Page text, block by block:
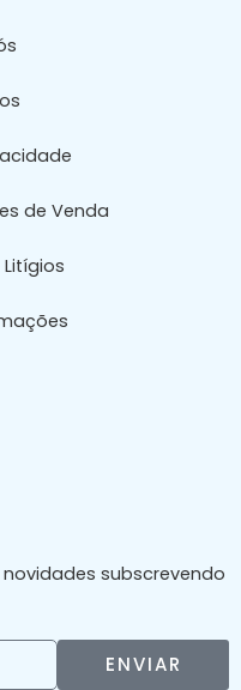
de Venda
subscrevendo
ENVIAR